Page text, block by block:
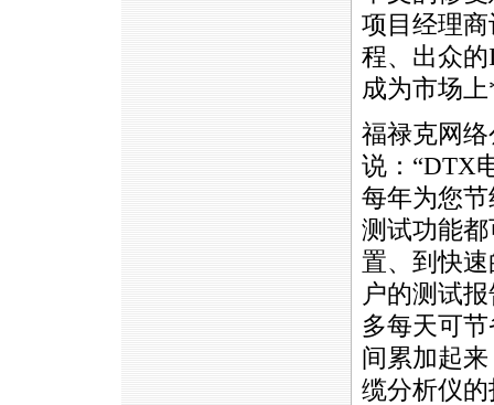
项目经理
程、出众
成为市场上
福禄克网
说：“DTX
每年为您
测试功能
置、到快
户的测试
多每天可
间累加起
缆分析仪